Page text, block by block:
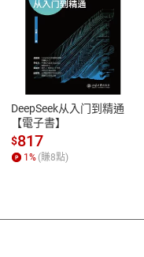
性
參
客服資訊
服務時間：週一
13:00-17:00 (國
客服電話：
DeepSeek从入门到精通
【電子書】
$817
1% (賺8點)